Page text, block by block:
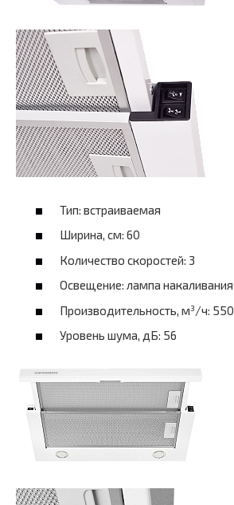
Тип: встраиваемая
Ширина, см: 60
Количество скоростей: 3
Освещение: лампа накаливания
Производительность, м³/ч: 550
Уровень шума, дБ: 56